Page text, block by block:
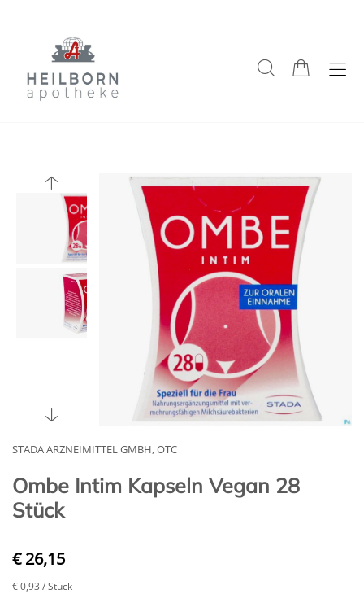
STADA ARZNEIMITTEL GMBH, OTC
Ombe Intim Kapseln Vegan 28
Stück
€ 26,15
€ 0,93 / Stück